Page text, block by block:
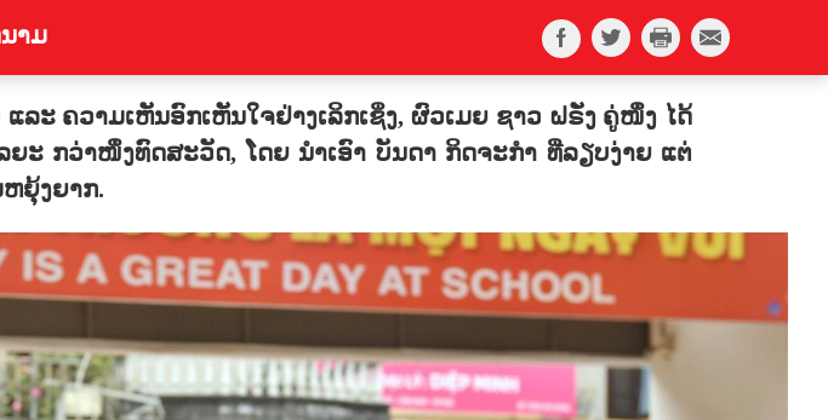
າມ
ະ ຄວາມເຫັນອົກເຫັນໃຈຢ່າງເລິກເຊິ່ງ, ຜົວເມຍ ຊາວ ຝຣັ່ງ ຄູ່ໜຶ່ງ ໄດ້
ະ ກວ່າໜຶ່ງທົດສະວັດ, ໂດຍ ນຳເອົາ ບັນດາ ກິດຈະກຳ ທີ່ລຽບງ່າຍ ແຕ່
ຍຸ້ງຍາກ.